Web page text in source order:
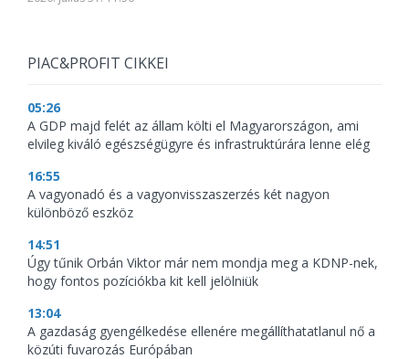
PIAC&PROFIT CIKKEI
05:26
A GDP majd felét az állam költi el Magyarországon, ami
elvileg kiváló egészségügyre és infrastruktúrára lenne elég
16:55
A vagyonadó és a vagyonvisszaszerzés két nagyon
különböző eszköz
14:51
Úgy tűnik Orbán Viktor már nem mondja meg a KDNP-nek,
hogy fontos pozíciókba kit kell jelölniük
13:04
A gazdaság gyengélkedése ellenére megállíthatatlanul nő a
közúti fuvarozás Európában